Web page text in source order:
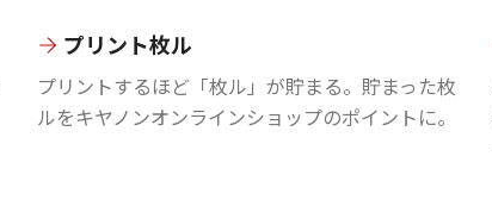
プリント枚ル
プリントするほど「枚ル」が貯まる。貯まった枚
ルをキヤノンオンラインショップのポイントに。